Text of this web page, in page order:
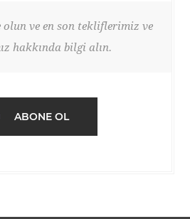
olun ve en son tekliflerimiz ve
hakkında bilgi alın.
ABONE OL